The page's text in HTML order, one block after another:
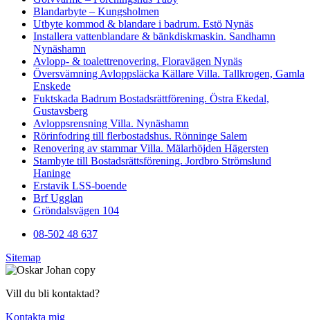
Blandarbyte – Kungsholmen
Utbyte kommod & blandare i badrum. Estö Nynäs
Installera vattenblandare & bänkdiskmaskin. Sandhamn
Nynäshamn
Avlopp- & toalettrenovering. Floravägen Nynäs
Översvämning Avloppsläcka Källare Villa. Tallkrogen, Gamla
Enskede
Fuktskada Badrum Bostadsrättförening. Östra Ekedal,
Gustavsberg
Avloppsrensning Villa. Nynäshamn
Rörinfodring till flerbostadshus. Rönninge Salem
Renovering av stammar Villa. Mälarhöjden Hägersten
Stambyte till Bostadsrättsförening. Jordbro Strömslund
Haninge
Erstavik LSS-boende
Brf Ugglan
Gröndalsvägen 104
08-502 48 637
Sitemap
Vill du bli kontaktad?
Kontakta mig